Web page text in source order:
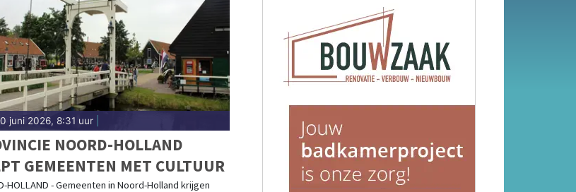
juni 2026, 8:31 uur|
NOORD-HOLLAND
GEMEENTEN MET CULTUUR
HOLLAND - Gemeenten in Noord-Holland krijgen